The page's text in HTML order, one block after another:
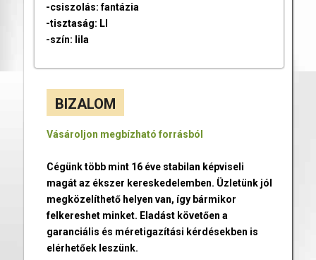
-csiszolás: fantázia
-tisztaság: LI
-szín: lila
BIZALOM
Vásároljon megbízható forrásból
Cégünk több mint 16 éve stabilan képviseli
magát az ékszer kereskedelemben. Üzletünk jól
megközelíthető helyen van, így bármikor
felkereshet minket. Eladást követően a
garanciális és méretigazítási kérdésekben is
elérhetőek leszünk.